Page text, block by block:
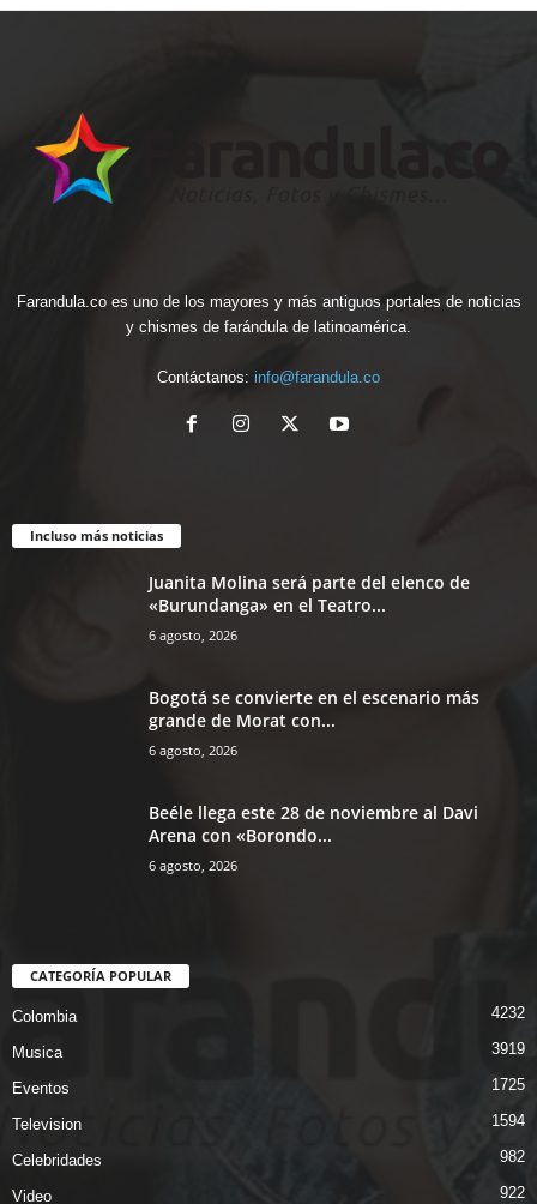
Farandula.co es uno de los mayores y más antiguos portales de noticias
y chismes de farándula de latinoamérica.
Contáctanos: info@farandula.co
Incluso más noticias
Juanita Molina será parte del elenco de
«Burundanga» en el Teatro...
6 agosto, 2026
Bogotá se convierte en el escenario más
grande de Morat con...
6 agosto, 2026
Beéle llega este 28 de noviembre al Davi
Arena con «Borondo...
6 agosto, 2026
CATEGORÍA POPULAR
Colombia 4232
Musica 3919
Eventos 1725
Television 1594
Celebridades 982
Video 922